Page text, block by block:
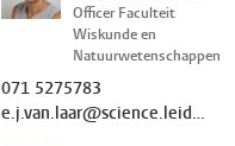
Officer Faculteit
Wiskunde en
Natuurwetenschappen
071 5275783
e.j.van.laar@science.leidenuniv.nl